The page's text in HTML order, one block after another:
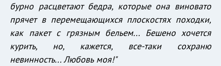
бурно расцветают бедра, которые она виновато
прячет в перемещающихся плоскостях походки,
как пакет с грязным бельем... Бешено хочется
курить, но, кажется, все-таки сохраню
невинность... Любовь моя!"